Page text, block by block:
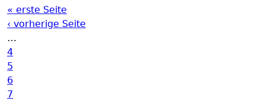
Seiten
« erste Seite
‹ vorherige Seite
…
4
5
6
7